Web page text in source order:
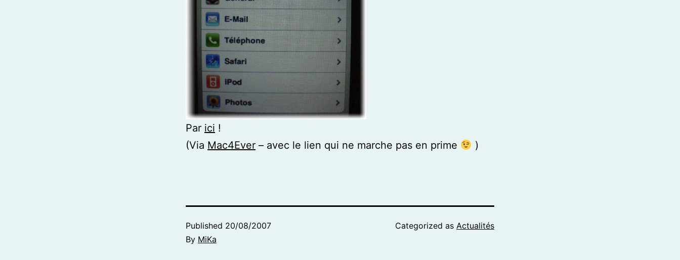
Par ici !
(Via Mac4Ever – avec le lien qui ne marche pas en prime )
Published 20/08/2007
By MiKa
Categorized as Actualités